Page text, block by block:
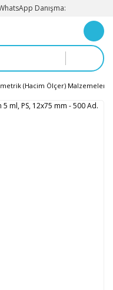
Danışma:
(Hacim Ölçer) Malzemeler